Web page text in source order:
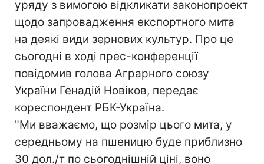
уряду з вимогою відкликати законопроект
щодо запровадження експортного мита
на деякі види зернових культур. Про це
сьогодні в ході прес-конференції
повідомив голова Аграрного союзу
України Генадій Новіков, передає
кореспондент РБК-Україна.
"Ми вважаємо, що розмір цього мита, у
середньому на пшеницю буде приблизно
30 дол./т по сьогоднішній ціні, воно